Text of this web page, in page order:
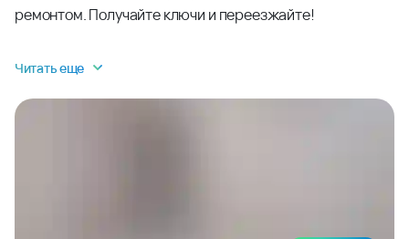
ремонтом. Получайте ключи и переезжайте!
Читать еще